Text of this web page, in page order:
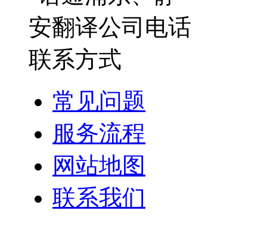
常见问题
服务流程
网站地图
联系我们